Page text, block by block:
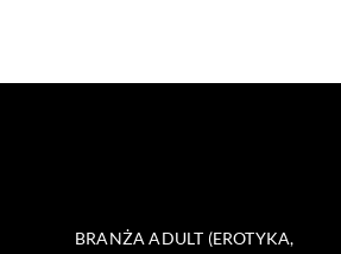
BRANŻA ADULT (EROTYKA,